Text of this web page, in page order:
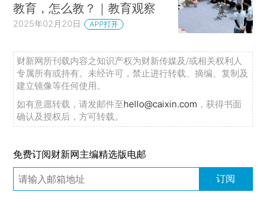
教育，怎么教？｜教育观察
2025年02月20日 APP打开
财新网所刊载内容之知识产权为财新传媒及/或相关权利人
专属所有或持有。未经许可，禁止进行转载、摘编、复制及
建立镜像等任何使用。
如有意愿转载，请发邮件至hello@caixin.com ，获得书面
确认及授权后，方可转载。
免费订阅财新网主编精选版电邮
订阅